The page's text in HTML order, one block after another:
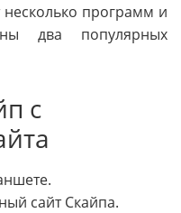
несколько программ и
два популярных
с
сайт Скайпа.